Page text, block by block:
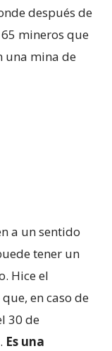
después de
mineros que
una mina de
a un sentido
tener un
Hice el
en caso de
30 de
Es una